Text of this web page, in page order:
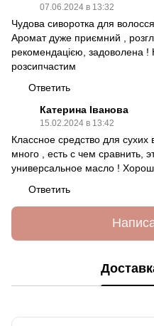
07.06.2024 в 13:32
Чудова сиворотка для
Аромат дуже приємний ,
рекомендацією, задоволена !
розсипчастим
Ответить
Катерина Іванова
15.02.2024 в 13:42
Классное средство для
много , есть с чем сравнить,
универсальное масло !
Ответить